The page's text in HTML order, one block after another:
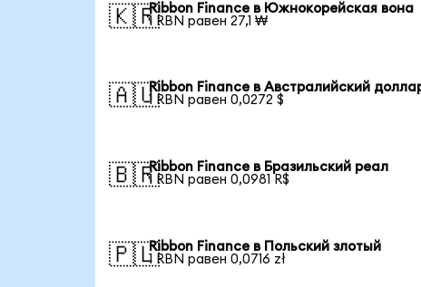
🇰🇷Ribbon Finance в Южнокорейская вона
1 RBN равен 27,1 ₩
🇦🇺Ribbon Finance в Австралийский
1 RBN равен 0,0272 $
🇧🇷Ribbon Finance в Бразильский реал
1 RBN равен 0,0981 R$
🇵🇱Ribbon Finance в Польский злотый
1 RBN равен 0,0716 zł